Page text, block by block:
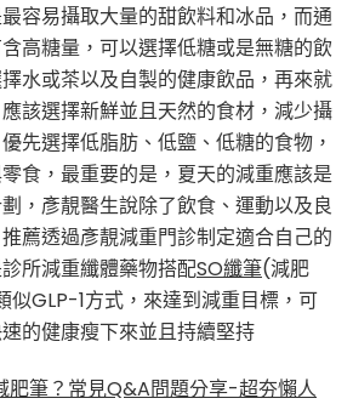
容易攝取大量的甜飲料和冰品，而通
高糖量，可以選擇低糖或是無糖的飲
水或茶以及自製的健康飲品，再來就
該選擇新鮮並且天然的食材，減少攝
先選擇低脂肪、低鹽、低糖的食物，
食，最重要的是，夏天的減重應該是
，彥靚醫生說除了飲食、運動以及良
薦透過彥靚減重門診制定適合自己的
所減重纖體藥物搭配SO纖筆(減肥
似GLP-1方式，來達到減重目標，可
的健康瘦下來並且持續堅持
肥筆？常見Q&A問題分享-超夯懶人